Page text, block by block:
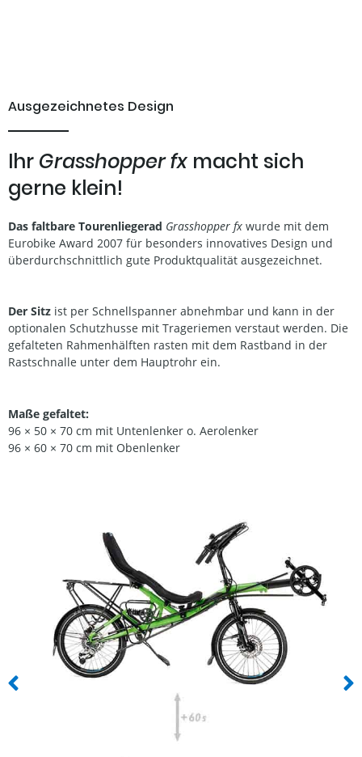
Ausgezeichnetes Design
Ihr Grasshopper fx macht sich
gerne klein!
Das faltbare Tourenliegerad Grasshopper fx wurde mit dem
Eurobike Award 2007 für besonders innovatives Design und
überdurchschnittlich gute Produktqualität ausgezeichnet.
Der Sitz ist per Schnellspanner abnehmbar und kann in der
optionalen Schutzhusse mit Trageriemen verstaut werden. Die
gefalteten Rahmenhälften rasten mit dem Rastband in der
Rastschnalle unter dem Hauptrohr ein.
Maße gefaltet:
96 × 50 × 70 cm mit Untenlenker o. Aerolenker
96 × 60 × 70 cm mit Obenlenker